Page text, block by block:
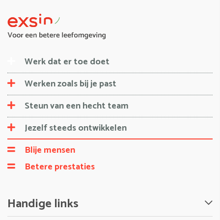
Werk dat er toe doet
Werken zoals bij je past
Steun van een hecht team
Jezelf steeds ontwikkelen
Blije mensen
Betere prestaties
Handige links